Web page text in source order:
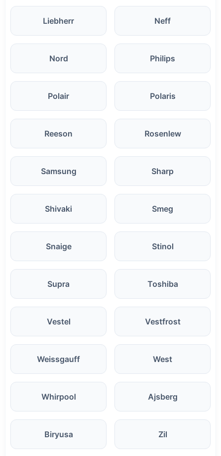
Liebherr Neff
Nord Philips
Polair Polaris
Reeson Rosenlew
Samsung Sharp
Shivaki Smeg
Snaige Stinol
Supra Toshiba
Vestel Vestfrost
Weissgauff West
Whirpool Ajsberg
Biryusa Zil